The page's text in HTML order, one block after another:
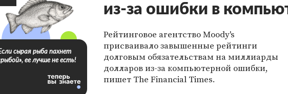
из-за ошибки в
Рейтинговое агентство Moody's
присваивало завышенные рейтинги
долговым обязательствам на миллиарды
долларов из-за компьютерной ошибки,
пишет The Financial Times.
сырая рыба пахнет
ее лучше не есть!